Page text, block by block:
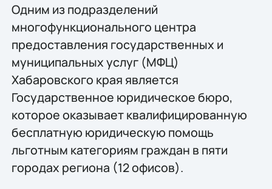
Одним из подразделений
многофункционального центра
предоставления государственных и
муниципальных услуг (МФЦ)
Хабаровского края является
Государственное юридическое бюро,
которое оказывает квалифицированную
бесплатную юридическую помощь
льготным категориям граждан в пяти
городах региона (12 офисов).